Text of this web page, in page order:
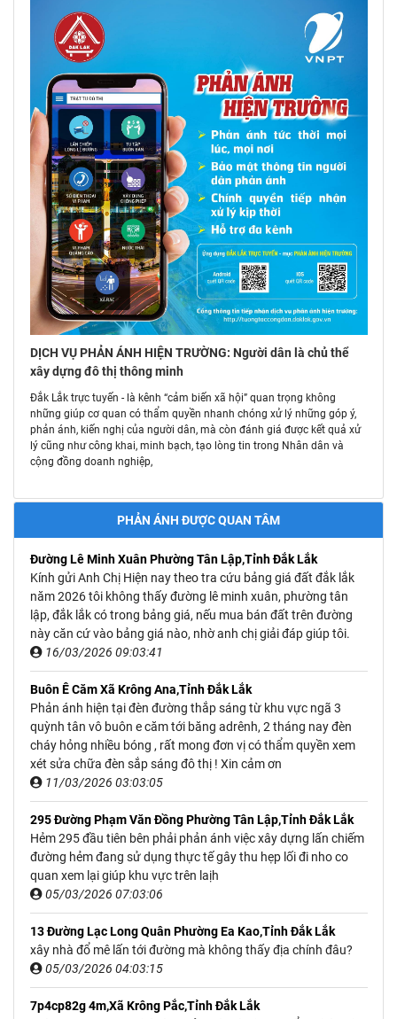
DỊCH VỤ PHẢN ÁNH HIỆN TRƯỜNG: Người dân là chủ thể
xây dựng đô thị thông minh
Đắk Lắk trực tuyến - là kênh “cảm biến xã hội” quan trọng không
những giúp cơ quan có thẩm quyền nhanh chóng xử lý những góp ý,
phản ánh, kiến nghị của người dân, mà còn đánh giá được kết quả xử
lý cũng như công khai, minh bạch, tạo lòng tin trong Nhân dân và
cộng đồng doanh nghiệp,
PHẢN ÁNH ĐƯỢC QUAN TÂM
Đường Lê Minh Xuân Phường Tân Lập,Tỉnh Đắk Lắk
Kính gửi Anh Chị Hiện nay theo tra cứu bảng giá đất đắk lắk
năm 2026 tôi không thấy đường lê minh xuân, phường tân
lập, đắk lắk có trong bảng giá, nếu mua bán đất trên đường
này căn cứ vào bảng giá nào, nhờ anh chị giải đáp giúp tôi.
16/03/2026 09:03:41
Buôn Ê Căm Xã Krông Ana,Tỉnh Đắk Lắk
Phản ánh hiện tại đèn đường thắp sáng từ khu vực ngã 3
quỳnh tân vô buôn e căm tới băng adrênh, 2 tháng nay đèn
cháy hỏng nhiều bóng , rất mong đơn vị có thẩm quyền xem
xét sửa chữa đèn sắp sáng đô thị ! Xin cảm ơn
11/03/2026 03:03:05
295 Đường Phạm Văn Đồng Phường Tân Lập,Tỉnh Đắk Lắk
Hẻm 295 đầu tiên bên phải phản ánh việc xây dựng lấn chiếm
đường hẻm đang sử dụng thực tế gây thu hẹp lối đi nho co
quan xem lại giúp khu vực trên laịh
05/03/2026 07:03:06
13 Đường Lạc Long Quân Phường Ea Kao,Tỉnh Đắk Lắk
xây nhà đổ mê lấn tới đường mà không thấy địa chính đâu?
05/03/2026 04:03:15
7p4cp82g 4m,Xã Krông Pắc,Tỉnh Đắk Lắk